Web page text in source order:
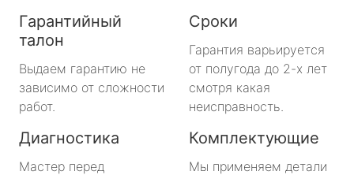
Гарантийный
талон
Выдаем гарантию не
зависимо от сложности
работ.
Сроки
Гарантия варьируется
от полугода до 2-х лет
смотря какая
неисправность.
Диагностика
Мастер перед
Комплектующие
Мы применяем детали